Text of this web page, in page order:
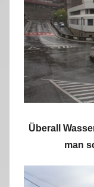
Überall
man